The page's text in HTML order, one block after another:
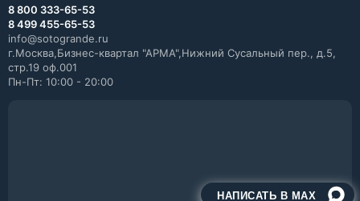
НАПИСАТЬ В MAX
8 800 333-65-53
8 499 455-65-53
info@sotogrande.ru
г.Москва,Бизнес-квартал "АРМА",Нижний Сусальный пер., д.5,
стр.19 оф.001
Пн-Пт: 10:00 - 20:00